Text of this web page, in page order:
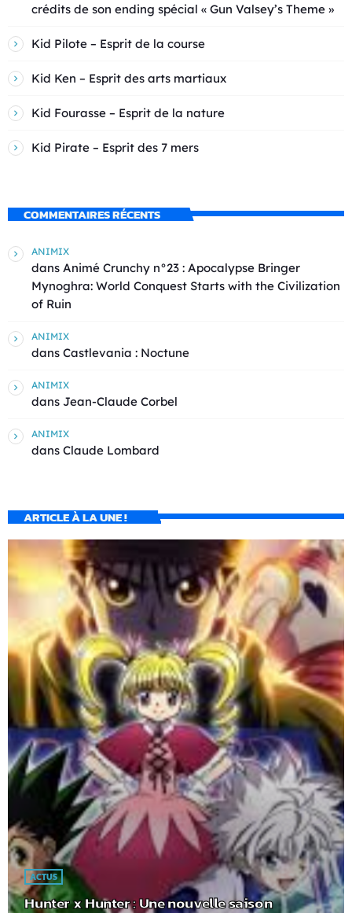
crédits de son ending spécial « Gun Valsey’s Theme »
Kid Pilote – Esprit de la course
Kid Ken – Esprit des arts martiaux
Kid Fourasse – Esprit de la nature
Kid Pirate – Esprit des 7 mers
COMMENTAIRES RÉCENTS
ANIMIX
dans Animé Crunchy n°23 : Apocalypse Bringer
Mynoghra: World Conquest Starts with the Civilization
of Ruin
ANIMIX
dans Castlevania : Noctune
ANIMIX
dans Jean-Claude Corbel
ANIMIX
dans Claude Lombard
ARTICLE À LA UNE !
ACTUS
Hunter x Hunter : Une nouvelle saison